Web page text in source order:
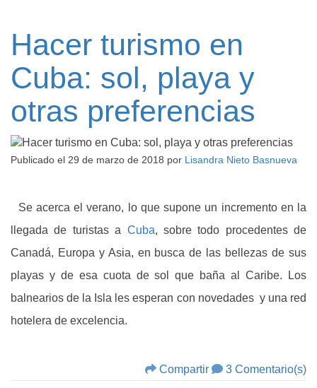
Hacer turismo en
Cuba: sol, playa y
otras preferencias
Publicado el 29 de marzo de 2018 por Lisandra Nieto Basnueva
Se acerca el verano, lo que supone un incremento en la
llegada de turistas a Cuba, sobre todo procedentes de
Canadá, Europa y Asia, en busca de las bellezas de sus
playas y de esa cuota de sol que baña al Caribe. Los
balnearios de la Isla les esperan con novedades y una red
hotelera de excelencia.
Compartir 3 Comentario(s)